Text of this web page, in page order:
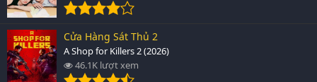
Cửa Hàng Sát Thủ 2
A Shop for Killers 2 (2026)
46.1K lượt xem